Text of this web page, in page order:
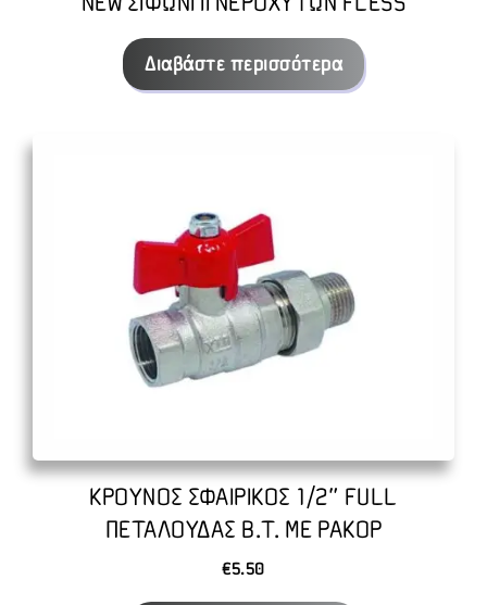
Διαβάστε περισσότερα
ΚΡΟΥΝΟΣ ΣΦΑΙΡΙΚΟΣ 1/2″ FULL
ΠΕΤΑΛΟΥΔΑΣ Β.Τ. ΜΕ ΡΑΚΟΡ
€5.50